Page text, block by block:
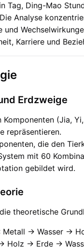
Tag, Ding-Mao
Analyse
und
Karriere und
Erdzweige
Komponenten (Jia,
repräsentieren.
die den
mit 60
gebildet wird.
theoretische
Metall → Wasser →
Holz → Erde →